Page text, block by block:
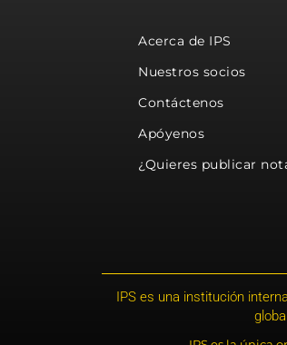
Acerca de IPS
Nuestros socios
Contáctenos
Apóyenos
¿Quieres publicar
IPS es una institución